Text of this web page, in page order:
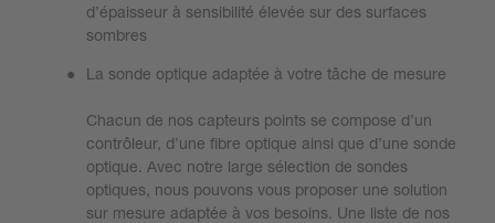
d’épaisseur à sensibilité élevée sur des surfaces
sombres
La sonde optique adaptée à votre tâche de mesure
Chacun de nos capteurs points se compose d’un
contrôleur, d’une fibre optique ainsi que d’une sonde
optique. Avec notre large sélection de sondes
optiques, nous pouvons vous proposer une solution
sur mesure adaptée à vos besoins. Une liste de nos